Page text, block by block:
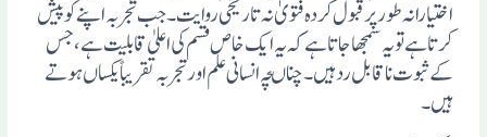
اختیارانہ طورپرقبول کردہ فتویٰ نہ تاریخی روایت۔جب تجربہ اپنے کوپیش
کرتاہے تویہ سمجھاجاتاہے کہ یہ ایک خاص قسم کی اعلیٰ قابلیت ہے، جس
کے ثبوت ناقابل ردہیں۔چناںچہ انسانی علم اورتجربہ تقریباً یکساں ہوتے
ہیں۔